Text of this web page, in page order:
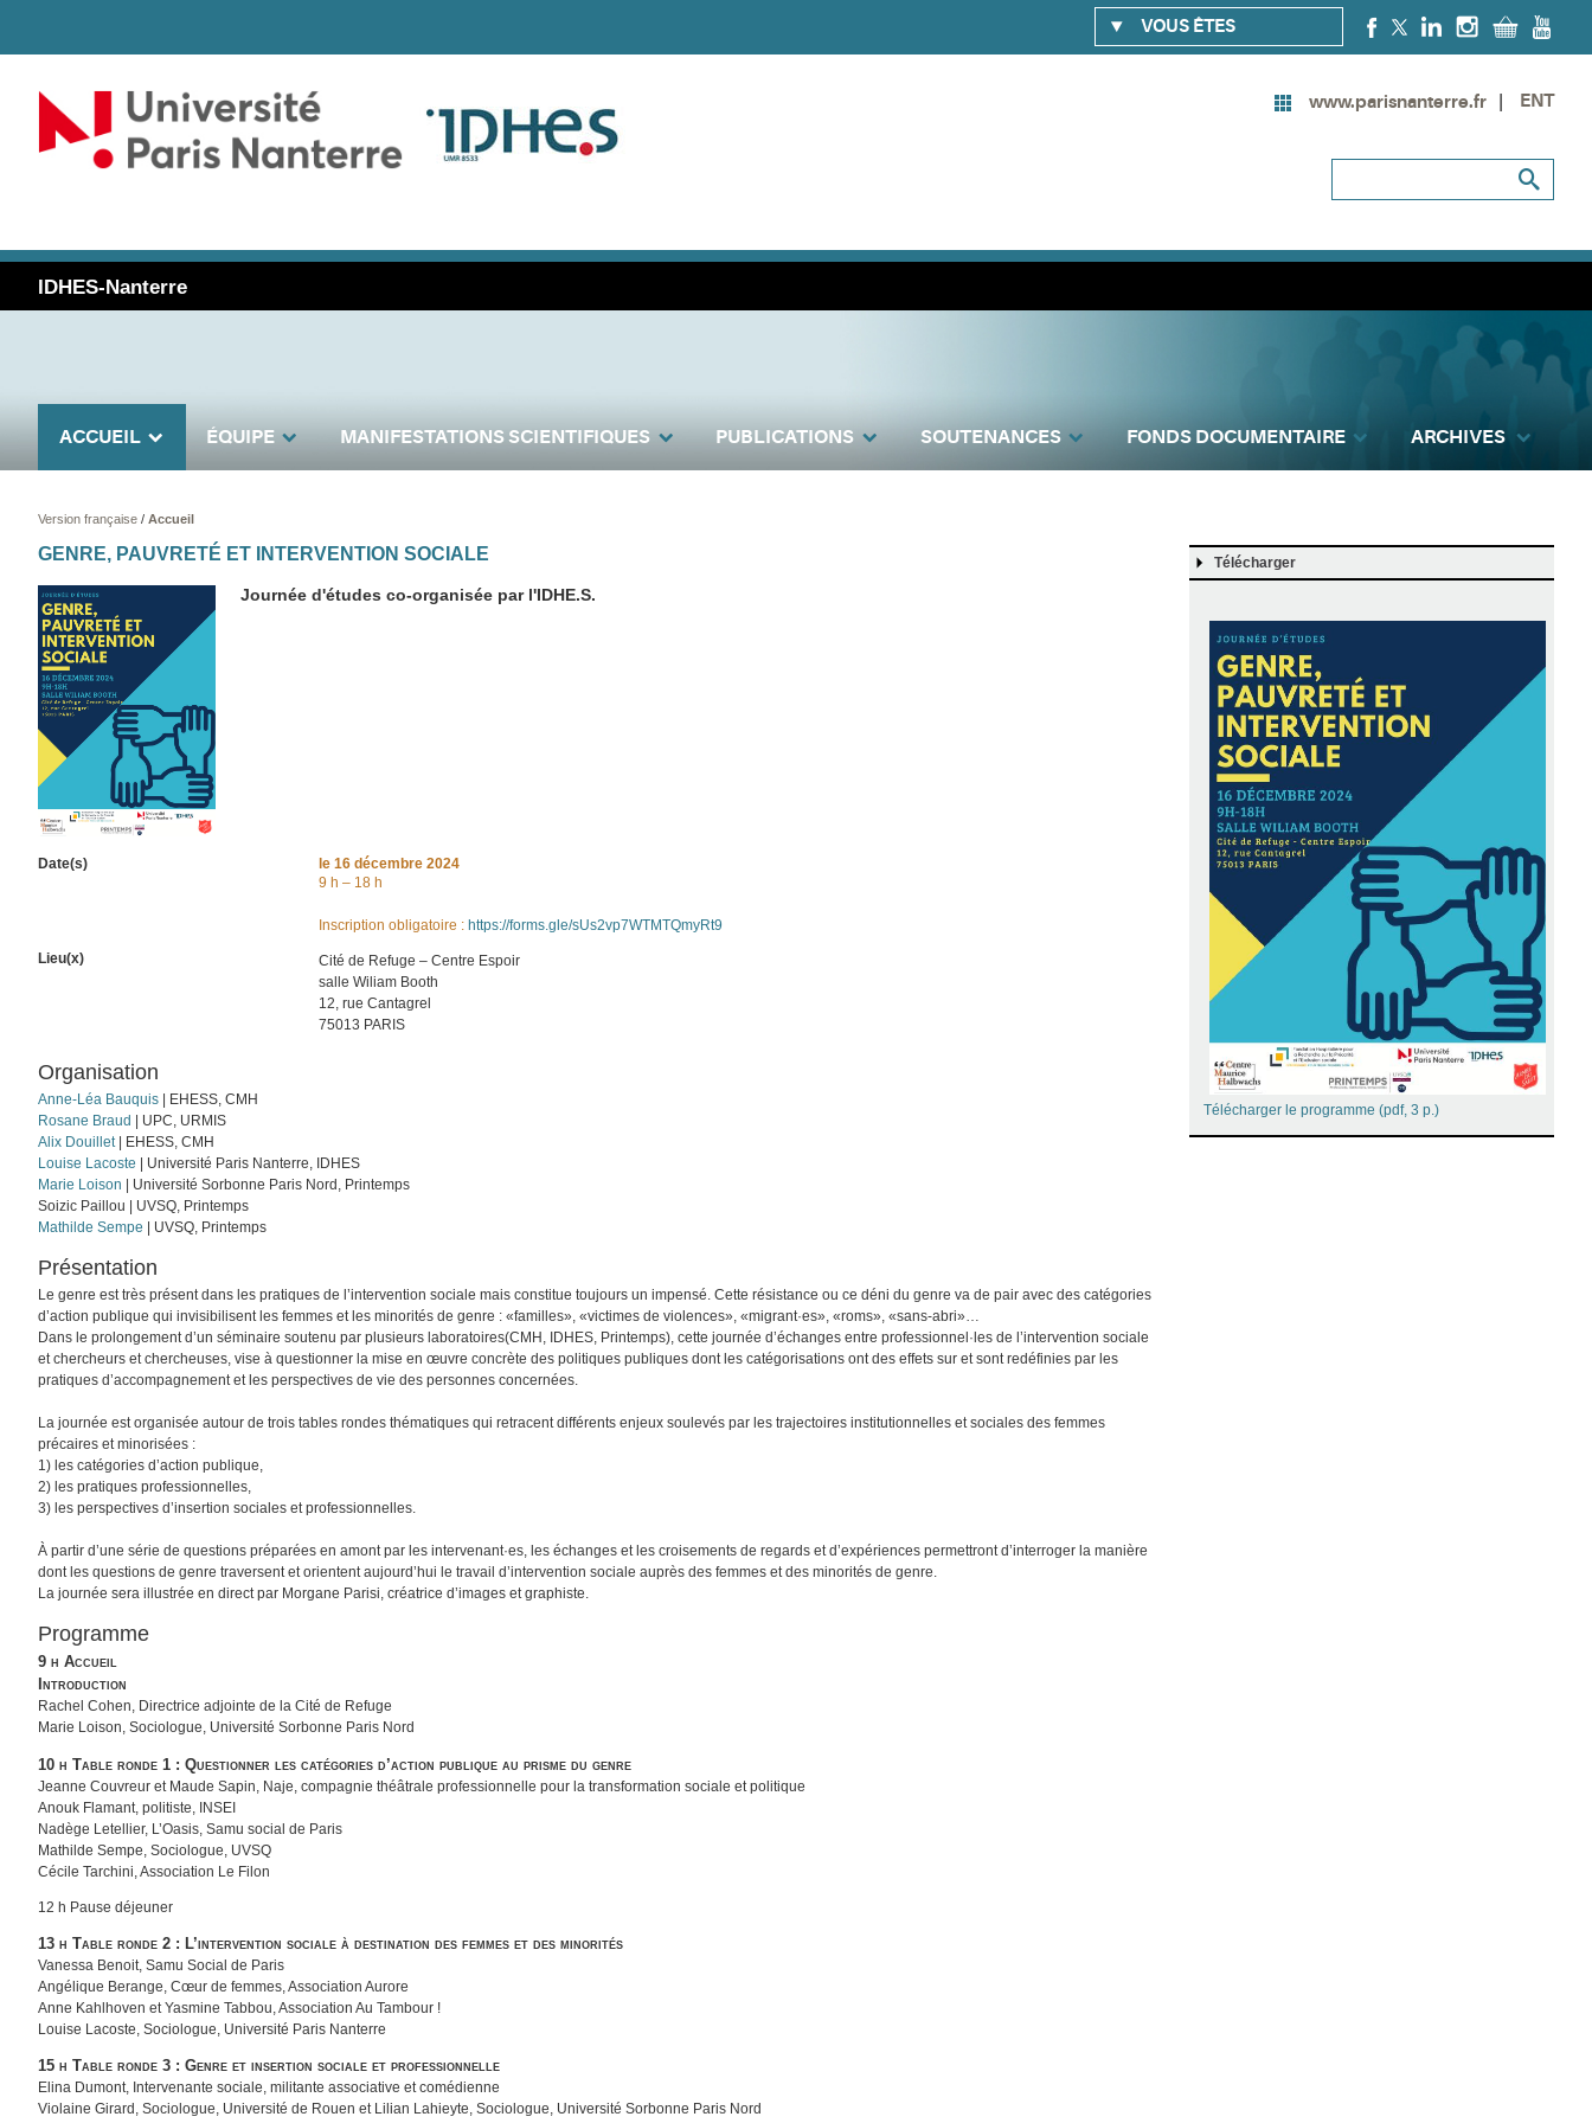
VOUS ÊTES
www.parisnanterre.fr ENT
IDHES-Nanterre
ACCUEIL ÉQUIPE MANIFESTATIONS SCIENTIFIQUES PUBLICATIONS SOUTENANCES FONDS DOCUMENTAIRE ARCHIVES
Version française/ Accueil
GENRE, PAUVRETÉ ET INTERVENTION SOCIALE
Journée d'études co-organisée par l'IDHE.S.
Date(s) le 16 décembre 2024
9 h – 18 h
Inscription obligatoire : https://forms.gle/sUs2vp7WTMTQmyRt9
Lieu(x)
Cité de Refuge – Centre Espoir
salle Wiliam Booth
12, rue Cantagrel
75013 PARIS
Organisation
Anne-Léa Bauquis | EHESS, CMH
Rosane Braud
| UPC, URMIS
Alix Douillet| EHESS, CMH
Louise Lacoste
| Université Paris Nanterre, IDHES
Marie Loison
| Université Sorbonne Paris Nord, Printemps
Soizic Paillou | UVSQ, Printemps
Mathilde Sempe
| UVSQ, Printemps
Présentation
Le genre est très présent dans les pratiques de l’intervention sociale mais constitue toujours un impensé. Cette résistance ou ce déni du genre va de pair avec des catégories
d’action publique qui invisibilisent les femmes et les minorités de genre : «familles», «victimes de violences», «migrant·es», «roms», «sans-abri»…
Dans le prolongement d’un séminaire soutenu par plusieurs laboratoires(CMH, IDHES, Printemps), cette journée d’échanges entre professionnel·les de l’intervention sociale
et chercheurs et chercheuses, vise à questionner la mise en œuvre concrète des politiques publiques dont les catégorisations ont des effets sur et sont redéfinies par les
pratiques d’accompagnement et les perspectives de vie des personnes concernées.
La journée est organisée autour de trois tables rondes thématiques qui retracent différents enjeux soulevés par les trajectoires institutionnelles et sociales des femmes
précaires et minorisées :
1) les catégories d’action publique,
2) les pratiques professionnelles,
3) les perspectives d’insertion sociales et professionnelles.
À partir d’une série de questions préparées en amont par les intervenant·es, les échanges et les croisements de regards et d’expériences permettront d’interroger la manière
dont les questions de genre traversent et orientent aujourd’hui le travail d’intervention sociale auprès des femmes et des minorités de genre.
La journée sera illustrée en direct par Morgane Parisi, créatrice d’images et graphiste.
Programme
9 h Accueil
Introduction
Rachel Cohen, Directrice adjointe de la Cité de Refuge
Marie Loison, Sociologue, Université Sorbonne Paris Nord
10 h Table ronde 1 : Questionner les catégories d’action publique au prisme du genre
Jeanne Couvreur et Maude Sapin, Naje, compagnie théâtrale professionnelle pour la transformation sociale et politique
Anouk Flamant, politiste, INSEI
Nadège Letellier, L’Oasis, Samu social de Paris
Mathilde Sempe, Sociologue, UVSQ
Cécile Tarchini, Association Le Filon
12 h Pause déjeuner
13 h Table ronde 2 : L’intervention sociale à destination des femmes et des minorités
Vanessa Benoit, Samu Social de Paris
Angélique Berange, Cœur de femmes, Association Aurore
Anne Kahlhoven et Yasmine Tabbou, Association Au Tambour !
Louise Lacoste, Sociologue, Université Paris Nanterre
15 h Table ronde 3 : Genre et insertion sociale et professionnelle
Elina Dumont, Intervenante sociale, militante associative et comédienne
Violaine Girard, Sociologue, Université de Rouen et Lilian Lahieyte, Sociologue, Université Sorbonne Paris Nord
Télécharger
Télécharger le programme (pdf, 3 p.)